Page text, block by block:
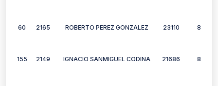
60 2165 ROBERTO PEREZ GONZALEZ 23110 8
155 2149 IGNACIO SANMIGUEL CODINA 21686 8